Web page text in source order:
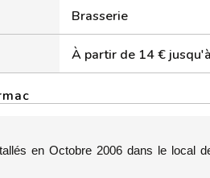
Brasserie
À partir de 14 €
en Octobre 2006 dans le local